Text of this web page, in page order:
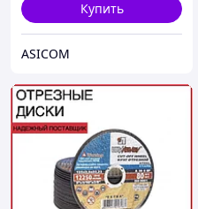
Купить
ASICOM